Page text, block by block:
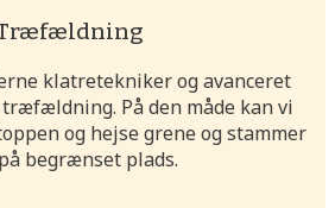
klatretekniker og avanceret
På den måde kan vi
og hejse grene og stammer
begrænset plads.